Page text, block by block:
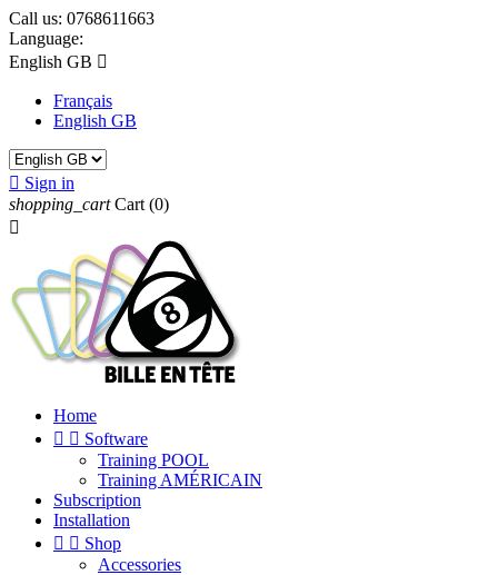
Call us: 0768611663
Language:
English GB 
Français
English GB
 Sign in
shopping_cart Cart (0)

Home
  Software
Training POOL
Training AMÉRICAIN
Subscription
Installation
  Shop
Accessories